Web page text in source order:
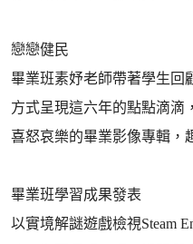
戀戀健民
畢業班素妤老師帶著學生回
方式呈現這六年的點點滴滴
喜怒哀樂的畢業影像專輯，
畢業班學習成果發表
以實境解謎遊戲檢視Steam